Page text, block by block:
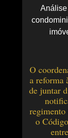
O
a reforma
de juntar
o